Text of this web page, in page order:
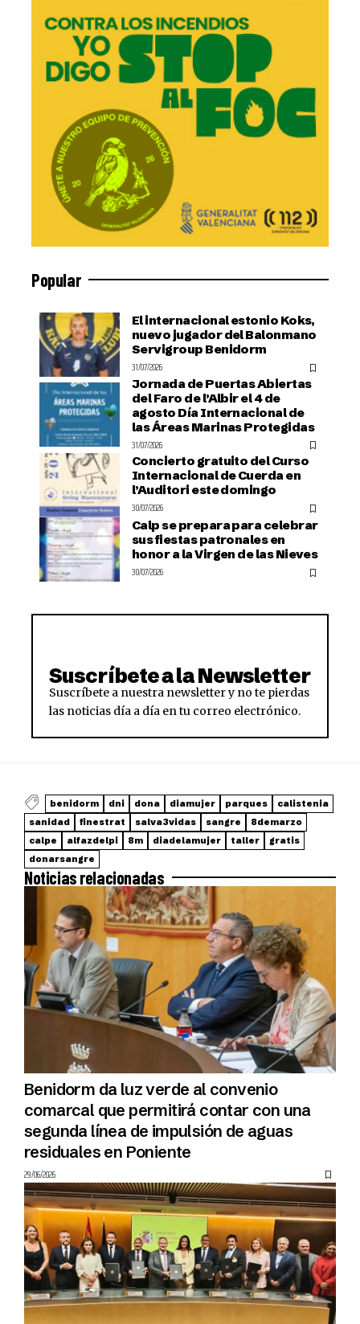
Popular
El internacional estonio Koks,
nuevo jugador del Balonmano
Servigroup Benidorm
31/07/2026
Jornada de Puertas Abiertas
del Faro de l’Albir el 4 de
agosto Día Internacional de
las Áreas Marinas Protegidas
31/07/2026
Concierto gratuito del Curso
Internacional de Cuerda en
l’Auditori este domingo
30/07/2026
Calp se prepara para celebrar
sus fiestas patronales en
honor a la Virgen de las Nieves
30/07/2026
Suscríbete a la Newsletter
Suscríbete a nuestra newsletter y no te pierdas
las noticias día a día en tu correo electrónico.
benidorm dni dona diamujer parques
calistenia
sanidad
finestrat salva3vidas sangre
8demarzo
calpe
alfazdelpi 8m diadelamujer taller
gratis
donarsangre
Noticias relacionadas
Benidorm da luz verde al convenio
comarcal que permitirá contar con una
segunda línea de impulsión de aguas
residuales en Poniente
29/06/2026